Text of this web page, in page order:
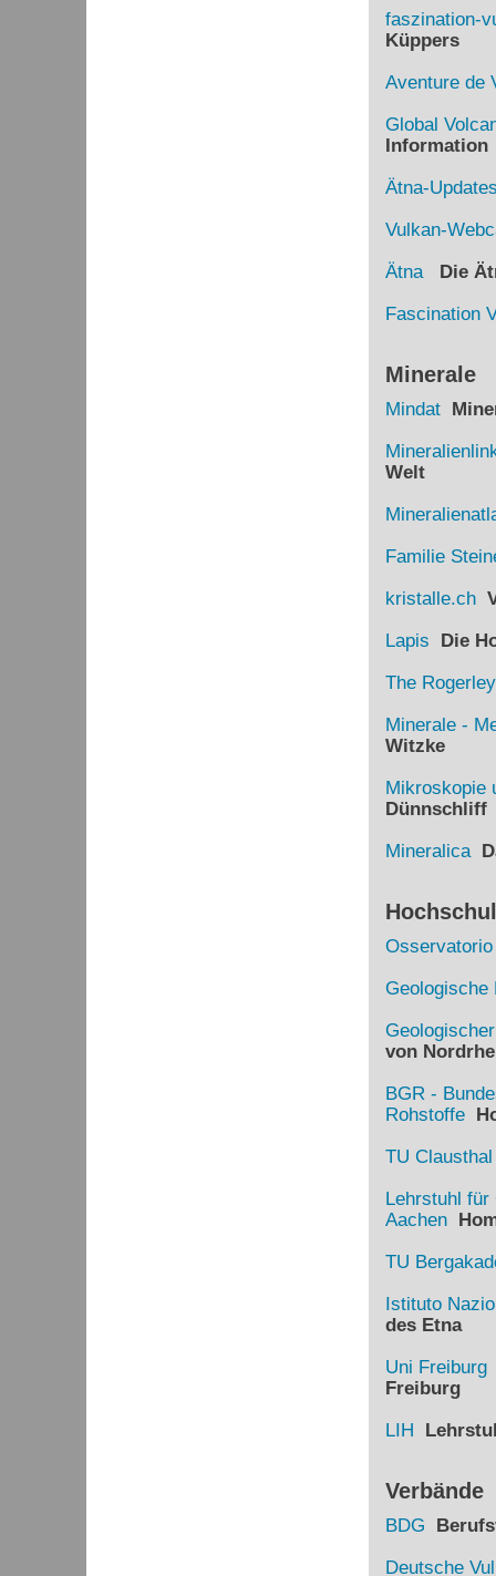
faszination-
Küppers
Aventure de
Global
Information
Ätna-
Vulkan-
Ätna
Die
Fascination
Minerale
Mindat
Welt
Familie
kristalle.ch
Lapis Die
The
Minerale -
Witzke
Mikroskopie
Dünnschliff
Mineralica
Geologische
von
BGR -
Rohstoffe
TU Clausthal
Lehrstuhl für
Aachen
TU
Istituto
des Etna
Uni Freiburg
Freiburg
LIH
Verbände
BDG
Deutsche